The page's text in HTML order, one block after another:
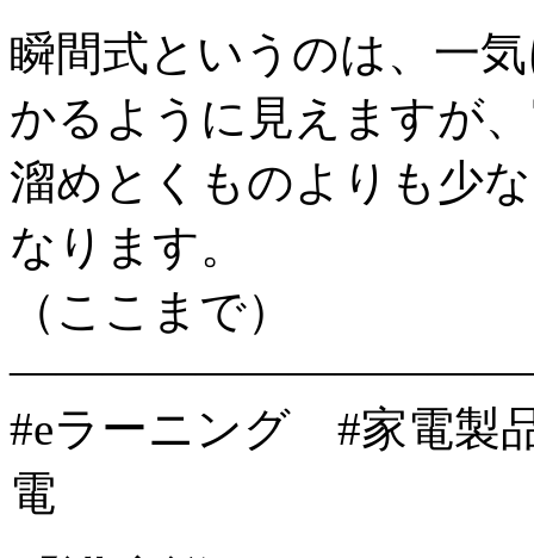
瞬間式というのは、一
かるように見えますが
溜めとくものよりも少
なります。
（ここまで）
#eラーニング #家電製
電